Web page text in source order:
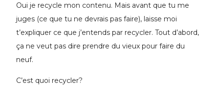
Oui je recycle mon contenu. Mais avant que tu me
juges (ce que tu ne devrais pas faire), laisse moi
t’expliquer ce que j’entends par recycler. Tout d’abord,
ça ne veut pas dire prendre du vieux pour faire du
neuf.
C’est quoi recycler?